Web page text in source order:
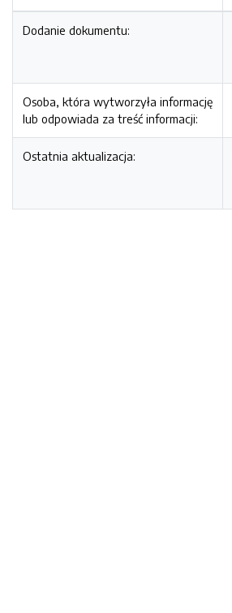
Dodanie dokumentu:
Osoba, która wytworzyła informację
lub odpowiada za treść informacji:
Ostatnia aktualizacja: